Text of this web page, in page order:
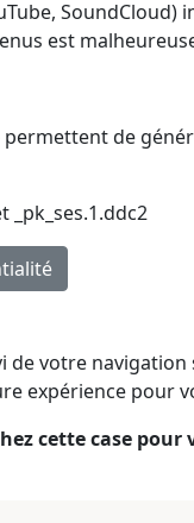
est
permettent de
_pk_ses.1.ddc2
de votre
expérience pour
cette case pour